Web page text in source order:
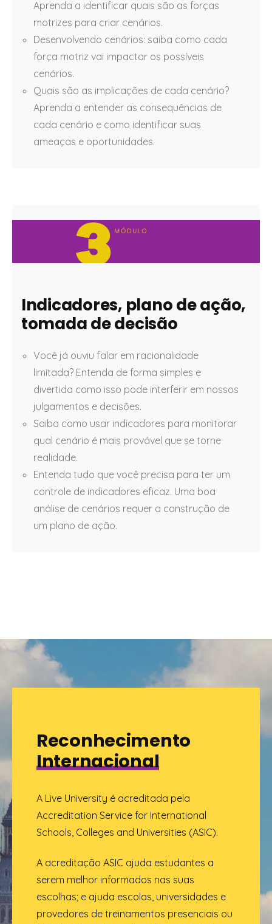
Aprenda a identificar quais são as forças
motrizes para criar cenários.
Desenvolvendo cenários: saiba como cada
força motriz vai impactar os possíveis
cenários.
Quais são as implicações de cada cenário?
Aprenda a entender as consequências de
cada cenário e como identificar suas
ameaças e oportunidades.
Indicadores, plano de ação,
tomada de decisão
Você já ouviu falar em racionalidade
limitada? Entenda de forma simples e
divertida como isso pode interferir em nossos
julgamentos e decisões.
Saiba como usar indicadores para monitorar
qual cenário é mais provável que se torne
realidade.
Entenda tudo que você precisa para ter um
controle de indicadores eficaz. Uma boa
análise de cenários requer a construção de
um plano de ação.
Reconhecimento
Internacional
A Live University é acreditada pela
Accreditation Service for International
Schools, Colleges and Universities (ASIC).
A acreditação ASIC ajuda estudantes a
serem melhor informados nas suas
escolhas; e ajuda escolas, universidades e
provedores de treinamentos presenciais ou